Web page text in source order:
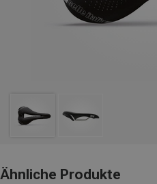
Ähnliche Produkte